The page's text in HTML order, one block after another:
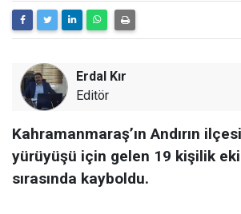
Erdal Kır
Editör
Kahramanmaraş’ın Andırın
yürüyüşü için gelen 19 kişilik
sırasında kayboldu.